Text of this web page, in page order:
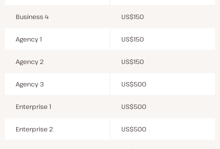
Business 4 US$150
Agency 1 US$150
Agency 2 US$150
Agency 3 US$500
Enterprise 1 US$500
Enterprise 2 US$500